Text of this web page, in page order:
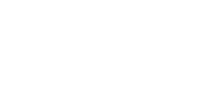
社の共同利用者
とをご了承くだ
はありません。
品に未対応品が